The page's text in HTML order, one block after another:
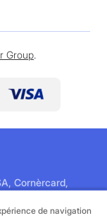
Group.
Cornèrcard,
de navigation